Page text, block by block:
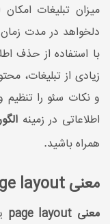
میزان تبلیغات
دلخواهد در مدت
با استفاده از حذف
زیادی از تبلیغات،
و نکات سئو را تنظیم
اطلاعاتی در زمینه
همراه باشید.
معنی page layout
معنی page layout